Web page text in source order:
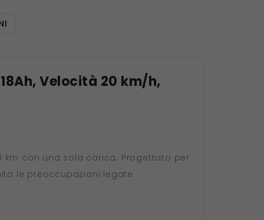
Velocità 20 km/h,
km con una sola carica. Progettato per
le preoccupazioni legate